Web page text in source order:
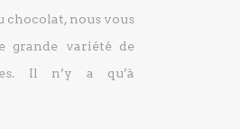
chocolat, nous vous
grande variété de
Il n’y a qu’à